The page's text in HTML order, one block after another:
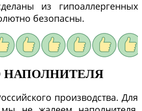
из гипоаллергенных
безопасны.
производства. Для